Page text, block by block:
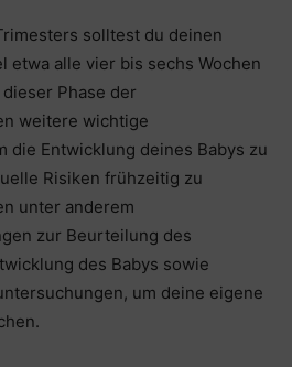
solltest du deinen
etwa alle vier bis sechs Wochen
Phase der
weitere wichtige
die Entwicklung deines Babys zu
Risiken frühzeitig zu
unter anderem
zur Beurteilung des
des Babys sowie
um deine eigene